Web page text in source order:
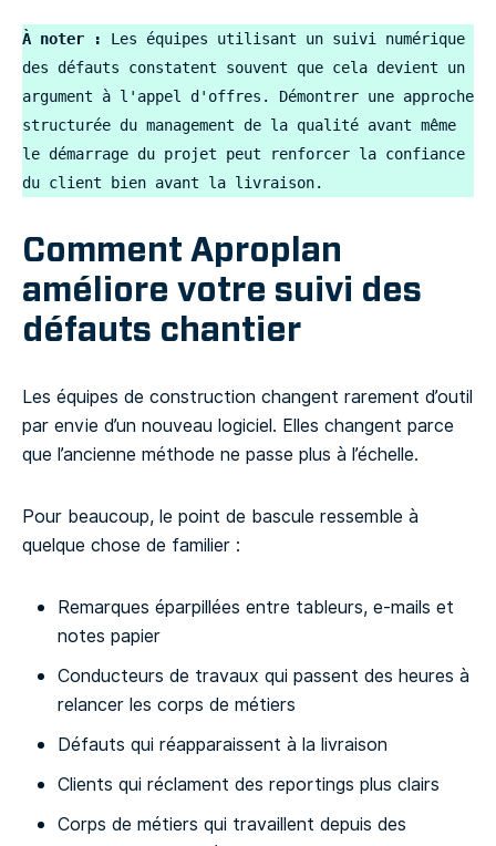
À noter :
Les équipes utilisant un suivi numérique
des défauts constatent souvent que cela devient un
argument à l'appel d'offres. Démontrer une approche
structurée du management de la qualité avant même
le démarrage du projet peut renforcer la confiance
du client bien avant la livraison.
Comment Aproplan
améliore votre suivi des
défauts chantier
Les équipes de construction changent rarement d’outil
par envie d’un nouveau logiciel. Elles changent parce
que l’ancienne méthode ne passe plus à l’échelle.
Pour beaucoup, le point de bascule ressemble à
quelque chose de familier :
Remarques éparpillées entre tableurs, e-mails et
notes papier
Conducteurs de travaux qui passent des heures à
relancer les corps de métiers
Défauts qui réapparaissent à la livraison
Clients qui réclament des reportings plus clairs
Corps de métiers qui travaillent depuis des